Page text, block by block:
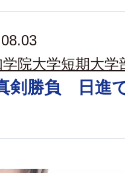
院大学短期大学
剣勝負 日進